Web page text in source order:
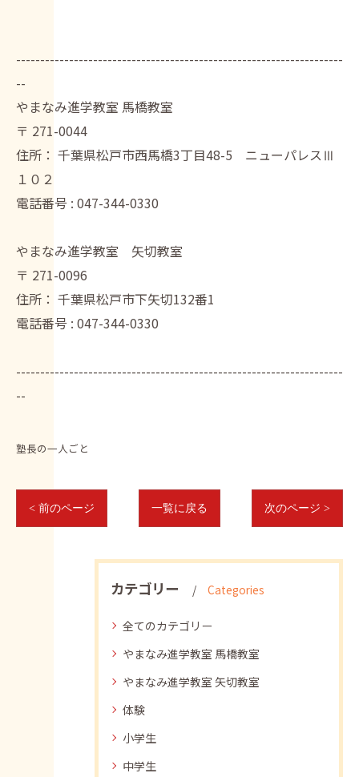
--------------------------------------------------------------------
--
やまなみ進学教室 馬橋教室
〒 271-0044
住所： 千葉県松戸市西馬橋3丁目48-5 ニューパレスⅢ
１０２
電話番号 : 047-344-0330
やまなみ進学教室 矢切教室
〒 271-0096
住所： 千葉県松戸市下矢切132番1
電話番号 : 047-344-0330
--------------------------------------------------------------------
--
塾長の一人ごと
< 前のページ 一覧に戻る 次のページ >
カテゴリー Categories
全てのカテゴリー
やまなみ進学教室 馬橋教室
やまなみ進学教室 矢切教室
体験
小学生
中学生